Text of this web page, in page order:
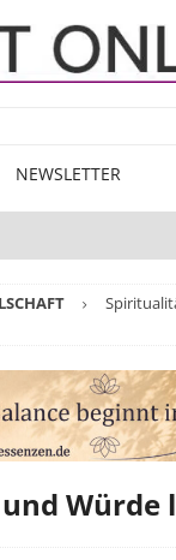
NEWSLETTER
Würde